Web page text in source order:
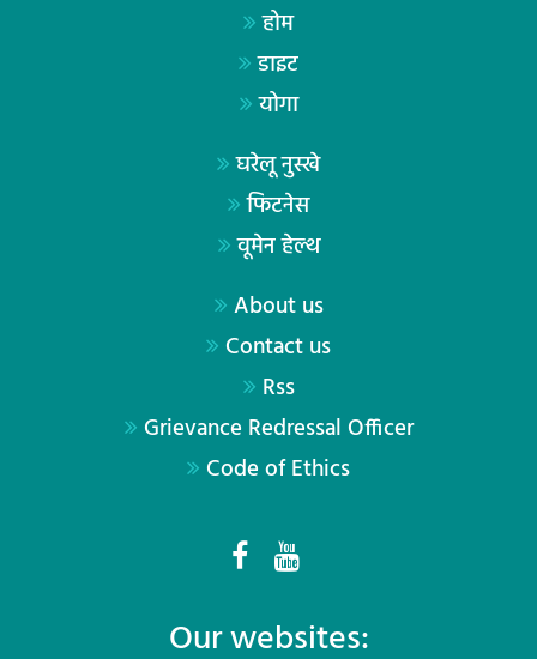
होम
डाइट
योगा
घरेलू नुस्खे
फिटनेस
वूमेन हेल्थ
About us
Contact us
Rss
Grievance Redressal Officer
Code of Ethics
Our websites: